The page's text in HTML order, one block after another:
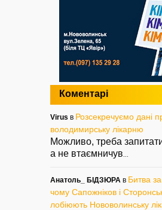
Коментарі
Virus в Розсекречуємо дані
володимирську лікарню
Можливо, треба
а не втаємничув
Анатоль_ БІДЗЮРА в Битва
чому Сапожніков і
лобіюють Нововолинську